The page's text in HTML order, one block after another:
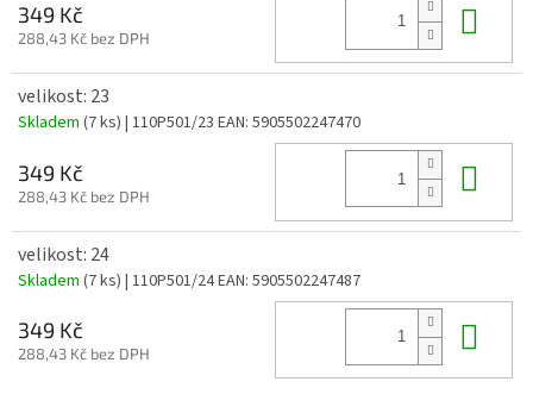
349 Kč
288,43 Kč bez DPH
velikost: 23
Skladem (7 ks) | 110P501/23 EAN: 5905502247470
349 Kč
288,43 Kč bez DPH
velikost: 24
Skladem (7 ks) | 110P501/24EAN: 5905502247487
349 Kč
288,43 Kč bez DPH